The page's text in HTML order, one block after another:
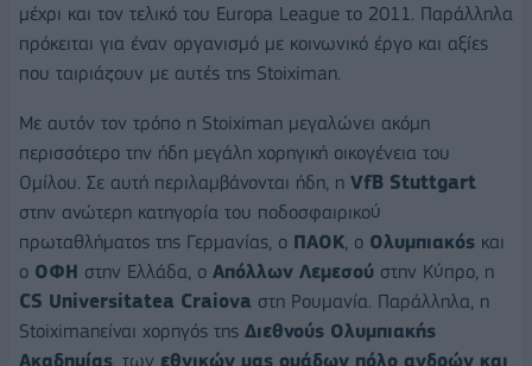
μέχρι και τον τελικό του Europa League το 2011. Παράλληλα
πρόκειται για έναν oργανισμό με κοινωνικό έργο και αξίες
που ταιριάζουν με αυτές της Stoiximan.
Με αυτόν τον τρόπο η Stoiximan μεγαλώνει ακόμη
περισσότερο την ήδη μεγάλη χορηγική οικογένεια του
Ομίλου. Σε αυτή περιλαμβάνονται ήδη, η VfB Stuttgart
στην ανώτερη κατηγορία του ποδοσφαιρικού
πρωταθλήματος της Γερμανίας, ο ΠΑΟΚ, ο Ολυμπιακός και
ο ΟΦΗ στην Ελλάδα, ο Απόλλων Λεμεσού στην Κύπρο, η
CS Universitatea Craiova στη Ρουμανία. Παράλληλα, η
Stoiximanείναι χορηγός της Διεθνούς Ολυμπιακής
Ακαδημίας, των εθνικών μας ομάδων πόλο ανδρών και